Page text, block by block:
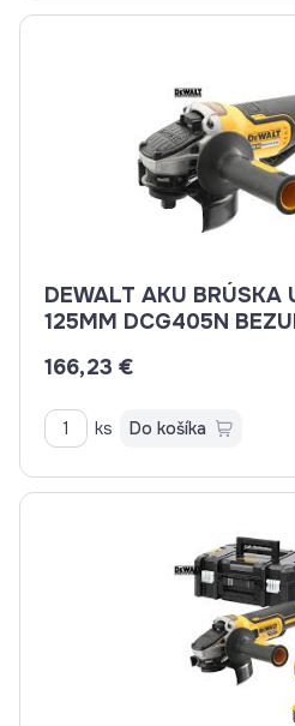
DEWALT AKU BRÚSKA
125MM DCG405N
166,23 €
ks Do košíka